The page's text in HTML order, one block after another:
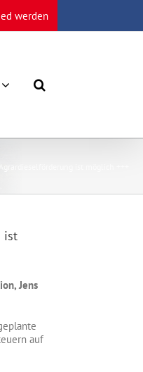
werden
ist möglich +++
ist
Jens
auf